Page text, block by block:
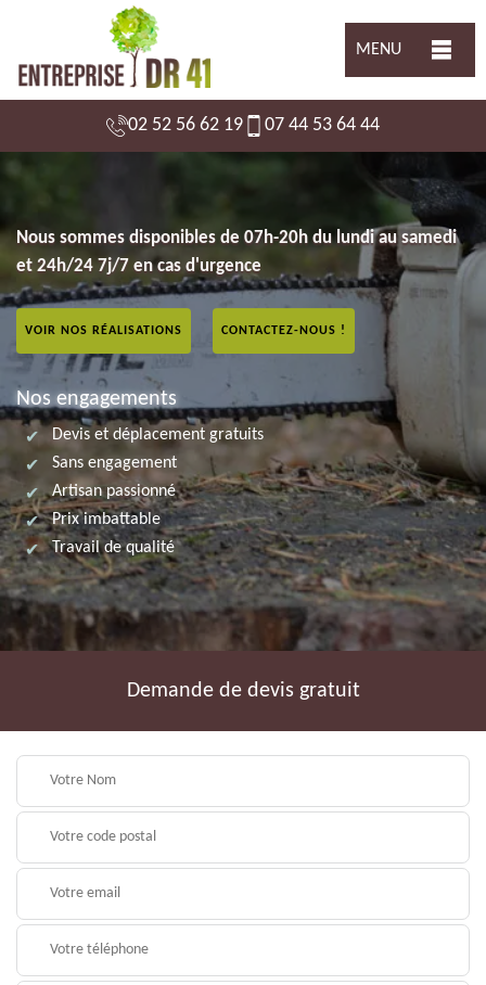
MENU
02 52 56 62 19 07 44 53 64 44
Nous sommes disponibles de 07h-20h du lundi au samedi
et 24h/24 7j/7 en cas d'urgence
VOIR NOS RÉALISATIONS CONTACTEZ-NOUS !
Nos engagements
Devis et déplacement gratuits
Sans engagement
Artisan passionné
Prix imbattable
Travail de qualité
Demande de devis gratuit